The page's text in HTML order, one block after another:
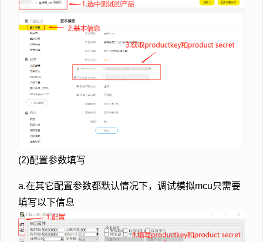
(2)配置参数填写
a.在其它配置参数都默认情况下，调试模拟mcu只需要
填写以下信息